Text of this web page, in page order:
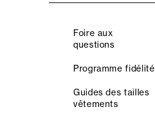
Foire aux
questions
Programme fidélité
Guides des tailles
vêtements